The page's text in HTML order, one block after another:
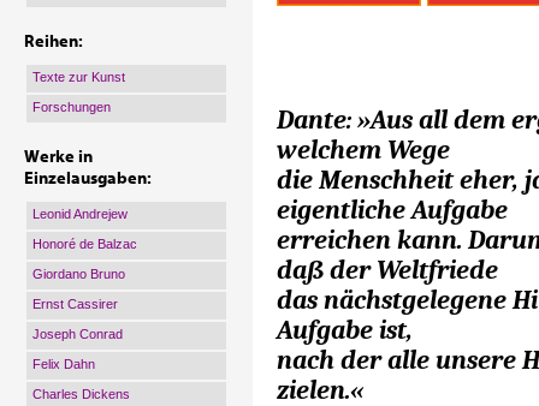
Reihen:
Texte zur Kunst
Forschungen
Werke in
Einzelausgaben:
Leonid Andrejew
Honoré de Balzac
Giordano Bruno
Ernst Cassirer
Joseph Conrad
Felix Dahn
Charles Dickens
Dante: »Aus all dem
welchem Wege
die Menschheit eher,
eigentliche Aufgabe
erreichen kann.
daß der Weltfriede
das nächstgelegene
Aufgabe ist,
nach der alle unsere
zielen.«